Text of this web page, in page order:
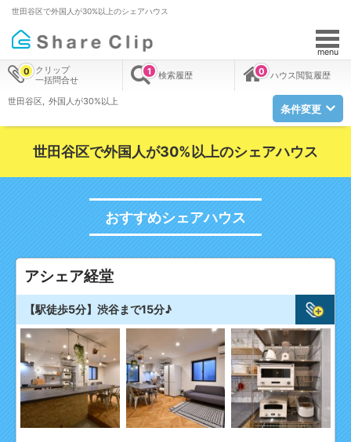
世田谷区で外国人が30%以上のシェアハウス
menu
クリップ
一括問合せ
0 検索履歴
1 ハウス閲覧履歴
0
世田谷区 外国人が30%以上
条件変更
世田谷区で外国人が30%以上のシェアハウス
おすすめシェアハウス
アシェア経堂
【駅徒歩5分】渋谷まで15分♪